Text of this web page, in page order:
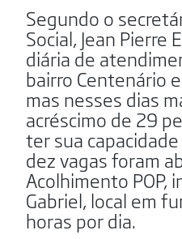
Segundo o
Social, Jean Pierre
diária de
bairro Centenário
mas nesses dias
acréscimo de 29
ter sua
dez vagas foram
Acolhimento POP,
Gabriel, local em
horas por dia.